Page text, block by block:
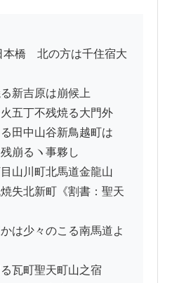
新吉原は崩候上
五丁不残焼る大門外
田中山谷新鳥越町は
崩るヽ事夥し
山川町北馬道金龍山
失北新町《割書：聖天
は少々のこる南馬道よ
瓦町聖天町山之宿